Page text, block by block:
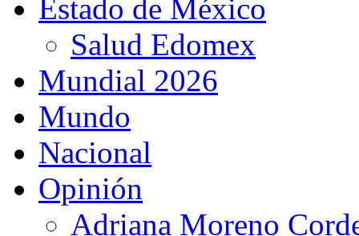
Estado de México
Salud Edomex
Mundial 2026
Mundo
Nacional
Opinión
Adriana Moreno